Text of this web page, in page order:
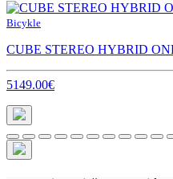
Bicykle
CUBE STEREO HYBRID
5149.00€